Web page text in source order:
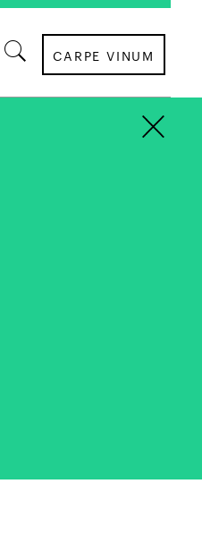
CARPE VINUM
×